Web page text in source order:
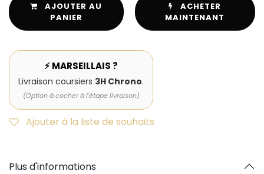
AJOUTER AU
PANIER
ACHETER
MAINTENANT
⚡ MARSEILLAIS ?
Livraison coursiers 3H Chrono.
(Option à cocher à l'étape livraison)
Ajouter à la liste de souhaits
Plus d'informations